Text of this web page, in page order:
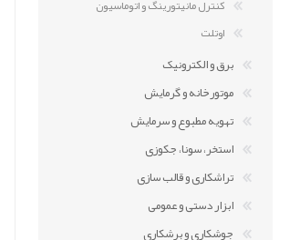
کنترل مانیتورینگ و اتوماسیون
اوتلت
برق و الکترونیک
موتورخانه و گرمایش
تهویه مطبوع و سرمایش
استخر، سونا، جکوزی
تراشکاری و قالب سازی
ابزار دستی و عمومی
جوشکاری و برشکاری